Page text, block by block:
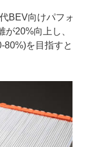
BEV向けパフォ
20%向上し、
80%)を目指すと